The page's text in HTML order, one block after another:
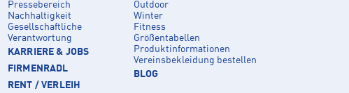
Pressebereich
Nachhaltigkeit
Gesellschaftliche
Verantwortung
KARRIERE & JOBS
FIRMENRADL
RENT / VERLEIH
Outdoor
Winter
Fitness
Größentabellen
Produktinformationen
Vereinsbekleidung bestellen
BLOG